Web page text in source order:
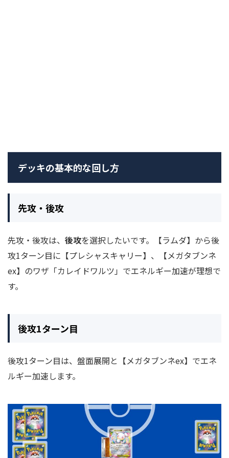
デッキの基本的な回し方
先攻・後攻
先攻・後攻は、 後攻を選択したいです。【ラムダ】から後
攻1ターン目に【プレシャスキャリー】、【メガタブンネ
ex】のワザ「カレイドワルツ」でエネルギー加速が理想で
す。
後攻1ターン目
後攻1ターン目は、盤面展開と【メガタブンネex】でエネ
ルギー加速します。